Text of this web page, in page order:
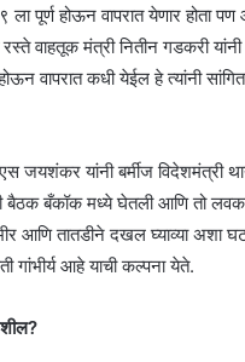
ला पूर्ण होऊन वापरात येणार
वाहतूक मंत्री नितीन गडकरी
वापरात कधी येईल हे त्यांनी
यांनी बर्मीज विदेशमंत्री
बैठक बँकॉक मध्ये घेतली आणि तो
आणि तातडीने दखल घ्याव्या अशा
गांभीर्य आहे याची कल्पना येते.